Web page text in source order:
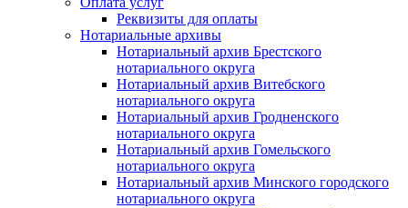
Реквизиты для оплаты
Нотариальные архивы
Нотариальный архив Брестского
нотариального округа
Нотариальный архив Витебского
нотариального округа
Нотариальный архив Гродненского
нотариального округа
Нотариальный архив Гомельского
нотариального округа
Нотариальный архив Минского городского
нотариального округа